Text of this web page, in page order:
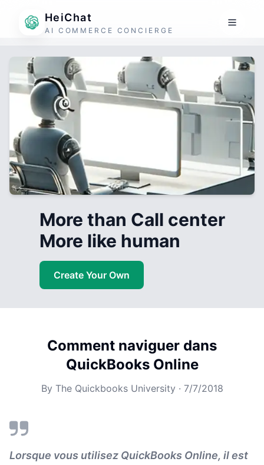
HeiChat
AI COMMERCE CONCIERGE
More than Call center
More like human
Create Your Own
Comment naviguer dans
QuickBooks Online
By The Quickbooks University · 7/7/2018
Lorsque vous utilisez QuickBooks Online, il est